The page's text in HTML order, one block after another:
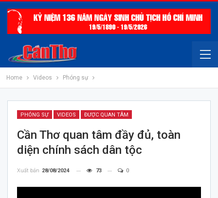
Home Videos Phóng sự
PHÓNG SỰ VIDEOS ĐƯỢC QUAN TÂM
Cần Thơ quan tâm đầy đủ, toàn
diện chính sách dân tộc
Xuất bản 28/08/2024 73 0